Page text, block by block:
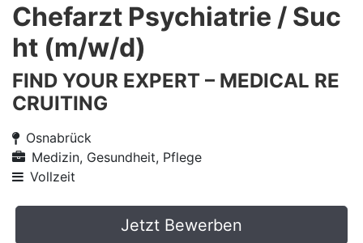
Chefarzt Psychiatrie / Suc
ht (m/w/d)
FIND YOUR EXPERT – MEDICAL RE
CRUITING
Osnabrück
Medizin, Gesundheit, Pflege
Vollzeit
Jetzt Bewerben